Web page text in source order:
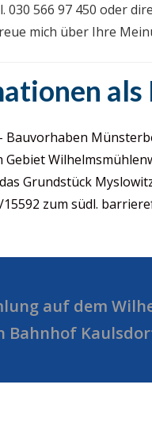
566 97 450 oder
mich über Ihre
als
Bauvorhaben
Grundstück
zum südl.
auf dem
Bahnhof